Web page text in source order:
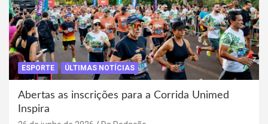
ESPORTE ÚLTIMAS NOTÍCIAS
Abertas as inscrições para a Corrida Unimed
Inspira